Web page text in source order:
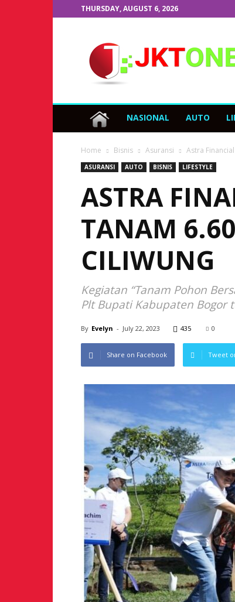
THURSDAY, AUGUST 6, 2026
NASIONAL AUTO
Home Bisnis Asuransi Astra
ASURANSI AUTO BISNIS LIFESTYLE
ASTRA
TANAM
CILIWUNG
Kegiatan “Tanam Pohon
Plt Bupati Kabupaten
By Evelyn - July 22, 2023 435 0
Share on Facebook Tweet